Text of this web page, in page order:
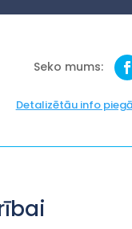
Detalizētāu info